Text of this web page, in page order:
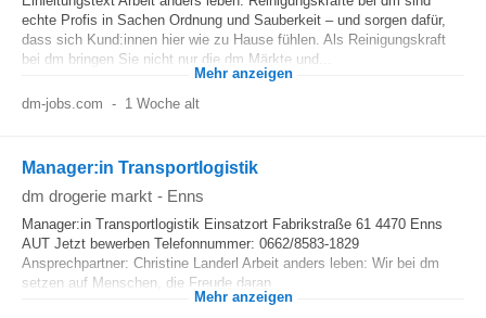
echte Profis in Sachen Ordnung und Sauberkeit – und sorgen dafür,
dass sich Kund:innen hier wie zu Hause fühlen. Als Reinigungskraft
bei dm bringen Sie nicht nur die dm Märkte und...
Mehr anzeigen
dm-jobs.com - 1 Woche alt
Manager:in Transportlogistik
dm drogerie markt - Enns
Manager:in Transportlogistik Einsatzort Fabrikstraße 61 4470 Enns
AUT Jetzt bewerben Telefonnummer: 0662/8583-1829
Ansprechpartner: Christine Landerl Arbeit anders leben: Wir bei dm
setzen auf Menschen, die Freude daran...
Mehr anzeigen